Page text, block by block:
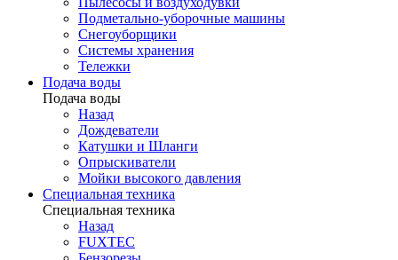
Подметально-уборочные машины
Снегоуборщики
Системы хранения
Тележки
Подача воды
Подача воды
Назад
Дождеватели
Катушки и Шланги
Опрыскиватели
Мойки высокого давления
Специальная техника
Специальная техника
Назад
FUXTEC